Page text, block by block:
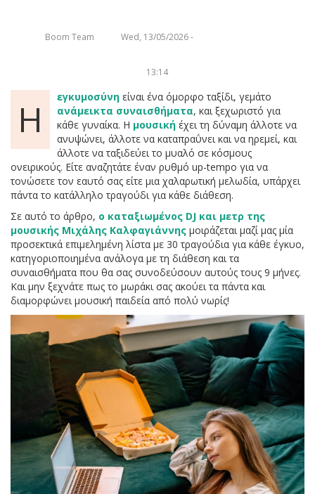
Boom Team Wed, 13/05/2026 -
13:14
Η εγκυμοσύνη είναι ένα όμορφο ταξίδι, γεμάτο
ανάμεικτα συναισθήματα, και ξεχωριστό για
κάθε γυναίκα. Η μουσική έχει τη δύναμη άλλοτε να
ανυψώνει, άλλοτε να καταπραΰνει και να ηρεμεί, και
άλλοτε να ταξιδεύει το μυαλό σε κόσμους
ονειρικούς. Είτε αναζητάτε έναν ρυθμό up-tempo για να
τονώσετε τον εαυτό σας είτε μια χαλαρωτική μελωδία, υπάρχει
πάντα το κατάλληλο τραγούδι για κάθε διάθεση.
Σε αυτό το άρθρο, ο καταξιωμένος DJ και μετρ της
μουσικής Μιχάλης Καλφαγιάννης μοιράζεται μαζί μας μία
προσεκτικά επιμελημένη λίστα με 30 τραγούδια για κάθε έγκυο,
κατηγοριοποιημένα ανάλογα με τη διάθεση και τα
συναισθήματα που θα σας συνοδεύσουν αυτούς τους 9 μήνες.
Και μην ξεχνάτε πως το μωράκι σας ακούει τα πάντα και
διαμορφώνει μουσική παιδεία από πολύ νωρίς!